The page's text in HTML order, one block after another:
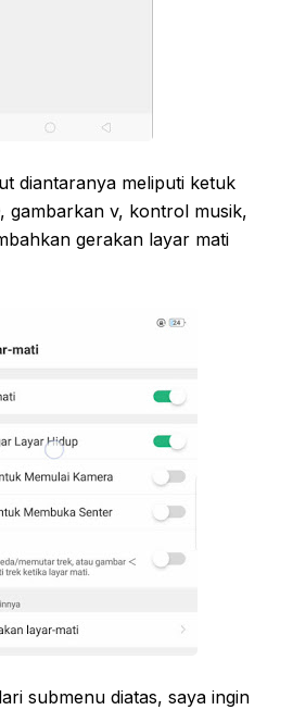
diantaranya meliputi ketuk
gambarkan v, kontrol musik,
gerakan layar mati
submenu diatas, saya ingin